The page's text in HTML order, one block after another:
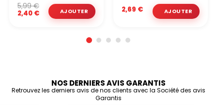
2,40 €
5,99 € 2,69 €
NOS DERNIERS AVIS GARANTIS
Retrouvez les derniers avis de nos clients avec la Société des avis
Garantis